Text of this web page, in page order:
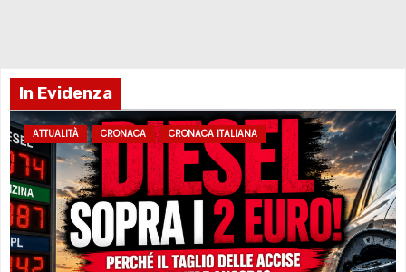
In Evidenza
ATTUALITÀ CRONACA CRONACA ITALIANA